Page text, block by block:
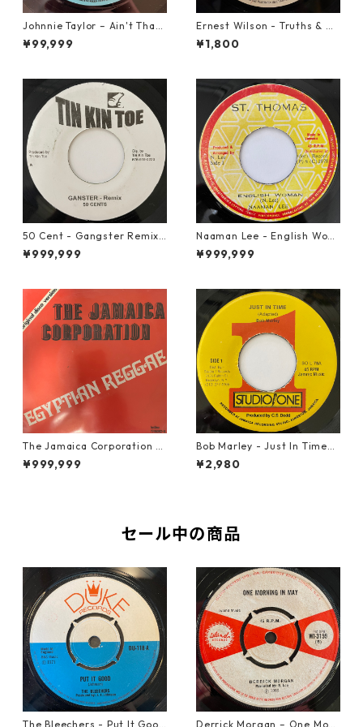
Johnnie Taylor – Ain't That
Loving You【7-21684】
¥99,999
Ernest Wilson - Truths & Ri
ghts【7-21652】
¥1,800
50 Cent - Gangster Remix
【7-20928】
¥999,999
Naaman Lee - English Wom
an【7-20855】
¥999,999
The Jamaica Corporation -
Egyptian Reggae【7-2080
4】
¥999,999
Bob Marley - Just In Time
【7-20778】
¥2,980
セール中の商品
The Bleechers - Put It Good
Derrick Morgan – One Morn